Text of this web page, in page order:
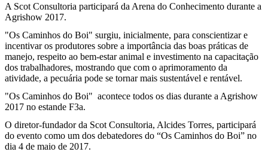
A Scot Consultoria participará da Arena do Conhecimento durante a
Agrishow 2017.
"Os Caminhos do Boi" surgiu, inicialmente, para conscientizar e
incentivar os produtores sobre a importância das boas práticas de
manejo, respeito ao bem-estar animal e investimento na capacitação
dos trabalhadores, mostrando que com o aprimoramento da
atividade, a pecuária pode se tornar mais sustentável e rentável.
"Os Caminhos do Boi" acontece todos os dias durante a Agrishow
2017 no estande F3a.
O diretor-fundador da Scot Consultoria, Alcides Torres, participará
do evento como um dos debatedores do “Os Caminhos do Boi” no
dia 4 de maio de 2017.